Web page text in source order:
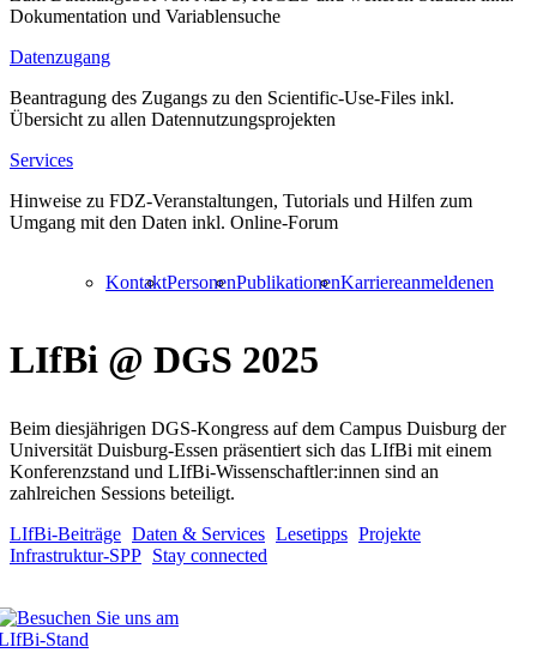
Dokumentation und Variablensuche
Datenzugang
Beantragung des Zugangs zu den Scientific-Use-Files inkl.
Übersicht zu allen Datennutzungsprojekten
Services
Hinweise zu FDZ-Veranstaltungen, Tutorials und Hilfen zum
Umgang mit den Daten inkl. Online-Forum
KontaktPersonenPublikationenKarriereanmeldenen
LIfBi @ DGS 2025
Beim diesjährigen DGS-Kongress auf dem Campus Duisburg der
Universität Duisburg-Essen präsentiert sich das LIfBi mit einem
Konferenzstand und LIfBi-Wissenschaftler:innen sind an
zahlreichen Sessions beteiligt.
LIfBi-Beiträge Daten & Services Lesetipps Projekte
Infrastruktur-SPP Stay connected